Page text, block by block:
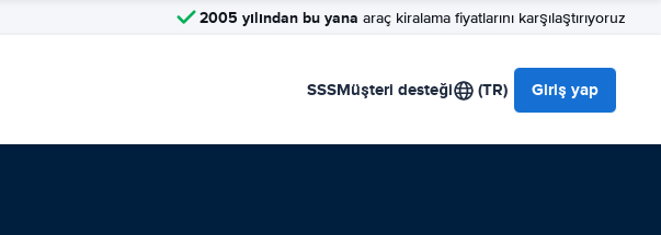
2005 yılından bu yana araç kiralama fiyatlarını karşılaştırıyoruz
SSSMüşteri desteği (TR) Giriş yap